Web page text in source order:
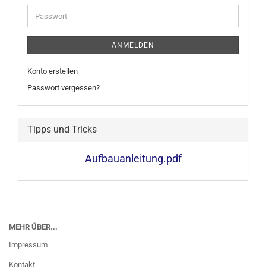
Adresse
Passwort
ANMELDEN
Konto erstellen
Passwort vergessen?
Tipps und Tricks
Aufbauanleitung.pdf
MEHR ÜBER...
Impressum
Kontakt